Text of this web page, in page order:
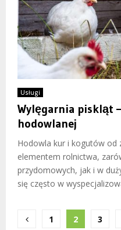
Usługi
Wylęgarnia piskląt
hodowlanej
Hodowla kur i kogutów od
elementem rolnictwa,
przydomowych, jak i w
się często w
Stronicowanie
1 2 3